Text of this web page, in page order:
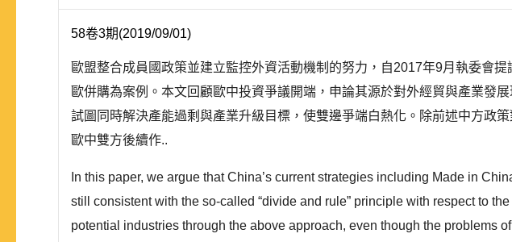
58卷3期(2019/09/01)
歐盟整合成員國政策並建立監控外資活動機制的努力，自2017年9月執委會
歐併購為案例。本文回顧歐中投資爭議開端，申論其源於對外經貿與產業發
試圖同時解決產能過剩與產業升級目標，使雙邊爭端白熱化。除前述中方政
歐中雙方後續作..
In this paper, we argue that China’s current strategies including Made in
still consistent with the so-called “divide and rule” principle with respect to
potential industries through the above approach, even though the problems